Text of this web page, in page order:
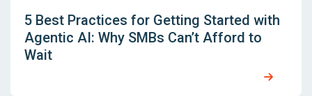
5 Best Practices for Getting Started with
Agentic AI: Why SMBs Can’t Afford to
Wait